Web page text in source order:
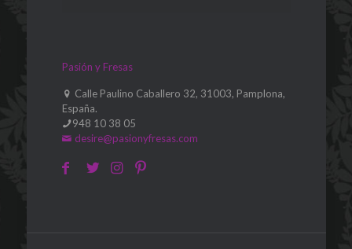
Pasión y Fresas
Calle Paulino Caballero 32, 31003, Pamplona,
España.
948 10 38 05
desire@pasionyfresas.com